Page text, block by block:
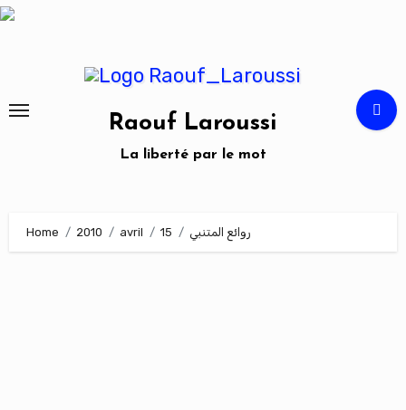
Skip
Raouf Laroussi
La liberté par le mot
Home 2010 avril 15 روائع المتنبي